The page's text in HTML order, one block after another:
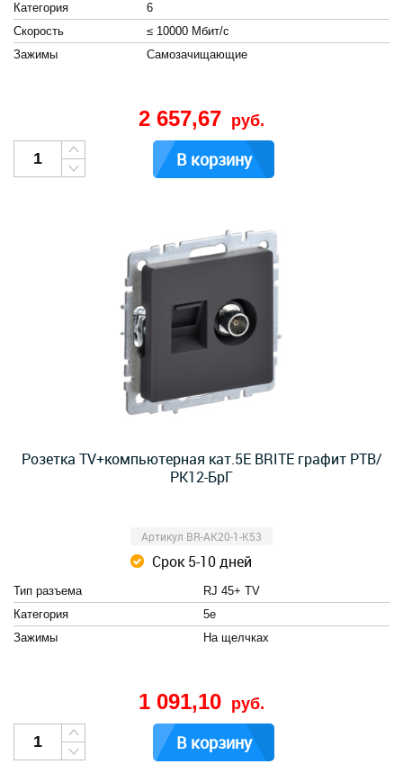
Категория
6
Скорость
≤ 10000 Мбит/с
Зажимы
Cамозачищающие
2 657,67 руб.
В корзину
Розетка TV+компьютерная кат.5E BRITE графит РТВ/
РК12-БрГ
Артикул BR-AK20-1-K53
Срок 5-10 дней
Тип разъема
RJ 45+ TV
Категория
5e
Зажимы
На щелчках
1 091,10 руб.
В корзину